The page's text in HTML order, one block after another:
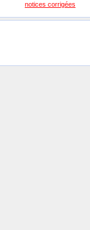
notices corrigées